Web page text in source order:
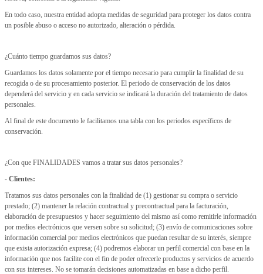
En todo caso, nuestra entidad adopta medidas de seguridad para proteger los datos contra
un posible abuso o acceso no autorizado, alteración o pérdida.
¿Cuánto tiempo guardamos sus datos?
Guardamos los datos solamente por el tiempo necesario para cumplir la finalidad de su
recogida o de su procesamiento posterior. El periodo de conservación de los datos
dependerá del servicio y en cada servicio se indicará la duración del tratamiento de datos
personales.
Al final de este documento le facilitamos una tabla con los periodos específicos de
conservación.
¿Con que FINALIDADES vamos a tratar sus datos personales?
- Clientes:
Tratamos sus datos personales con la finalidad de (1) gestionar su compra o servicio
prestado; (2) mantener la relación contractual y precontractual para la facturación,
elaboración de presupuestos y hacer seguimiento del mismo así como remitirle información
por medios electrónicos que versen sobre su solicitud; (3) envío de comunicaciones sobre
información comercial por medios electrónicos que puedan resultar de su interés, siempre
que exista autorización expresa; (4) podremos elaborar un perfil comercial con base en la
información que nos facilite con el fin de poder ofrecerle productos y servicios de acuerdo
con sus intereses. No se tomarán decisiones automatizadas en base a dicho perfil.